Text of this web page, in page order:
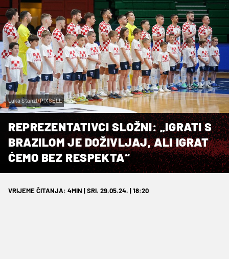
Luka Stanzl/PIXSELL
REPREZENTATIVCI SLOŽNI: „IGRATI S
BRAZILOM JE DOŽIVLJAJ, ALI IGRAT
ĆEMO BEZ RESPEKTA“
VRIJEME ČITANJA: 4MIN | SRI. 29.05.24. | 18:20